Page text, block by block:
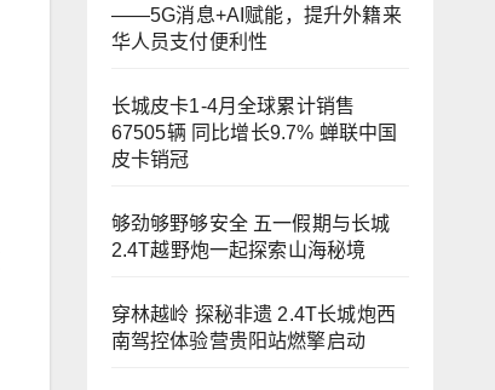
——5G消息+AI赋能，提升外籍来
华人员支付便利性
长城皮卡1-4月全球累计销售
67505辆 同比增长9.7% 蝉联中国
皮卡销冠
够劲够野够安全 五一假期与长城
2.4T越野炮一起探索山海秘境
穿林越岭 探秘非遗 2.4T长城炮西
南驾控体验营贵阳站燃擎启动